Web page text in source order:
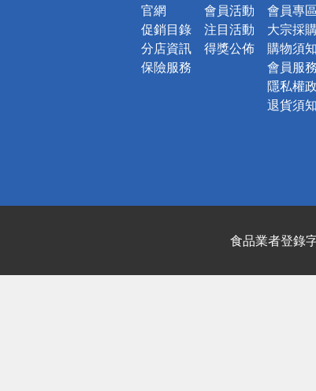
官網
促銷目錄
分店資訊
保險服務
會員活動
注目活動
得獎公佈
會員專區
大宗採
購物須知
會員服
隱私權
退貨須知
食品業者登錄